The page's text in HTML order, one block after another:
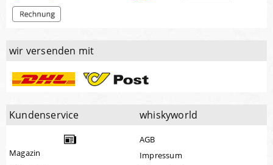
wir versenden mit
Kundenservice
Magazin
whiskyworld
AGB
Impressum